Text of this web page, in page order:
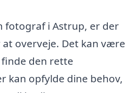
fotograf i Astrup, er der
overveje. Det kan være
den rette
kan opfylde dine behov,